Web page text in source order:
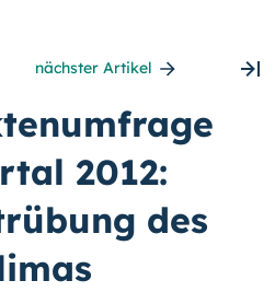
nächster Artikel
2012:
des